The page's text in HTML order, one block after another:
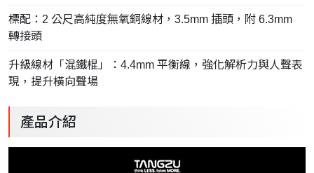
標配：2 公尺高純度無氧銅線材，3.5mm 插頭，附 6.3mm
轉接頭
升級線材「混鐵棍」：4.4mm 平衡線，強化解析力與人聲表
現，提升橫向聲場
產品介紹